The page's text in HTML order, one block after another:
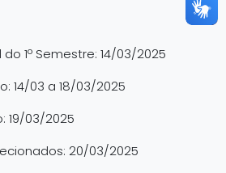
1º Semestre: 14/03/2025
14/03 a 18/03/2025
19/03/2025
20/03/2025